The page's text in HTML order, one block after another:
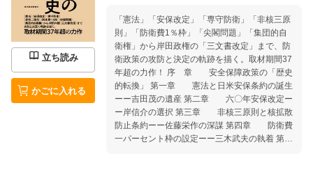
不動産向け融資の総量規制／日米構造協議／細
川護煕の日本新党旗揚げ／不良債権問題放置の
宮沢喜一／非自民連立政権の仕掛け／衆議院の
選挙制度変更／細川首相の投げ出し辞任／羽田
孜の衆議院解散回避 自社さ政権／社会党の大転
換／阪神・淡路大震災／村山富市の辞め方／民
主党の出発／省庁大再編の橋本行革／経済危機
で沈没した橋本龍太郎／日銀法改正／「冷めた
ピザ」から「真空総理」へ／森喜朗後継選出の
密議／加藤紘一の乱 「異端児・小泉純一郎」の
立ち読み
かごに入れる
「憲法」「安保改定」「専守防衛」「非核三原
則」「防衛費1％枠」「尖閣問題」「集団的自
衛権」から岸田政権の「三文書改定」まで、防
衛政策の攻防と決定の軌跡を描く。取材期間37
年超の力作！ 序 章 安全保障政策の「歴史
的転換」 第一章 憲法と日米安保条約の誕生
ーー吉田茂の遺産 第二章 六〇年安保改定ー
ー岸信介の選択 第三章 非核三原則と核拡散
防止条約ーー佐藤栄作の深謀 第四章 防衛費
一パーセント枠の設定ーー三木武夫の執着 第五